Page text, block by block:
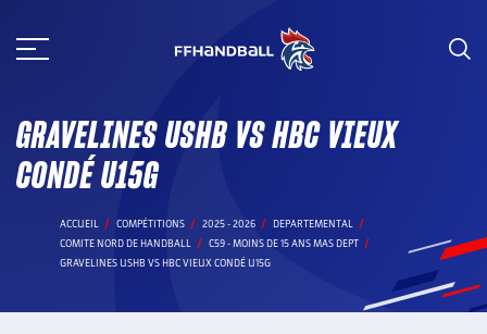
au
GRAVELINES USHB VS HBC VIEUX
CONDÉ U15G
ACCUEIL COMPÉTITIONS 2025 - 2026
DEPARTEMENTAL
COMITE NORD DE HANDBALL
C59 - MOINS DE 15 ANS MAS DEPT
GRAVELINES USHB VS HBC VIEUX CONDÉ U15G